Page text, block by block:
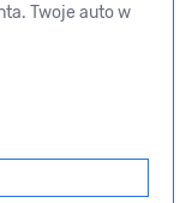
Twoje auto w